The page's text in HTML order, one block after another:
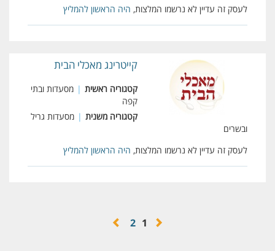
לעסק זה עדיין לא נרשמו המלצות, היה הראשון להמליץ
קייטרינג מאכלי הבית
קטגוריה ראשית | מסעדות ובתי
קפה
קטגוריה משנית | מסעדות גריל
ובשרים
לעסק זה עדיין לא נרשמו המלצות, היה הראשון להמליץ
1
2